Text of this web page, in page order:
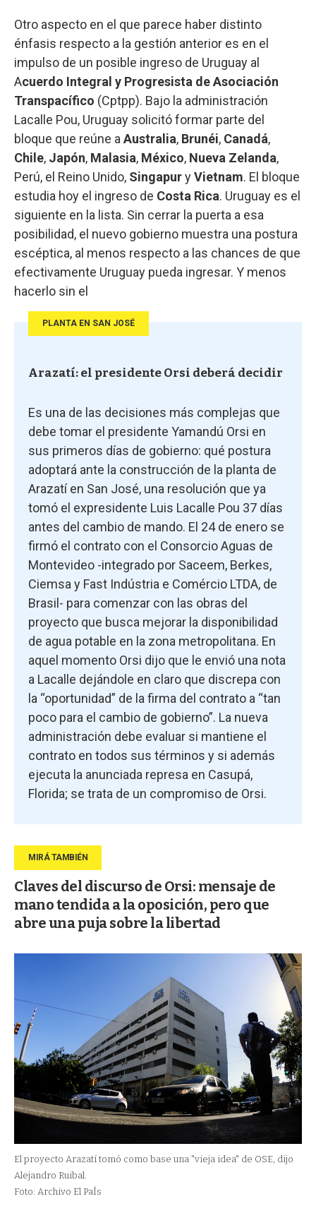
Otro aspecto en el que parece haber distinto
énfasis respecto a la gestión anterior es en el
impulso de un posible ingreso de Uruguay al
Acuerdo Integral y Progresista de Asociación
Transpacífico (Cptpp). Bajo la administración
Lacalle Pou, Uruguay solicitó formar parte del
bloque que reúne a Australia, Brunéi, Canadá,
Chile, Japón, Malasia, México, Nueva Zelanda,
Perú, el Reino Unido, SingapuryVietnam. El bloque
estudia hoy el ingreso de Costa Rica. Uruguay es el
siguiente en la lista. Sin cerrar la puerta a esa
posibilidad, el nuevo gobierno muestra una postura
escéptica, al menos respecto a las chances de que
efectivamente Uruguay pueda ingresar. Y menos
hacerlo sin el
PLANTA EN SAN JOSÉ
Arazatí: el presidente Orsi deberá decidir
Es una de las decisiones más complejas que
debe tomar el presidente Yamandú Orsi en
sus primeros días de gobierno: qué postura
adoptará ante la construcción de la planta de
Arazatí en San José, una resolución que ya
tomó el expresidente Luis Lacalle Pou 37 días
antes del cambio de mando. El 24 de enero se
firmó el contrato con el Consorcio Aguas de
Montevideo -integrado por Saceem, Berkes,
Ciemsa y Fast Indústria e Comércio LTDA, de
Brasil- para comenzar con las obras del
proyecto que busca mejorar la disponibilidad
de agua potable en la zona metropolitana. En
aquel momento Orsi dijo que le envió una nota
a Lacalle dejándole en claro que discrepa con
la “oportunidad” de la firma del contrato a “tan
poco para el cambio de gobierno”. La nueva
administración debe evaluar si mantiene el
contrato en todos sus términos y si además
ejecuta la anunciada represa en Casupá,
Florida; se trata de un compromiso de Orsi.
Claves del discurso de Orsi: mensaje de
mano tendida a la oposición, pero que
abre una puja sobre la libertad
El proyecto Arazatí tomó como base una "vieja idea" de OSE, dijo
Alejandro Ruibal.
Foto: Archivo El PaÍs